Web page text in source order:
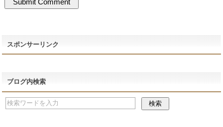
スポンサーリンク
ブログ内検索